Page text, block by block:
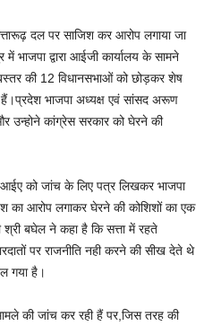
दल पर साजिश कर आरोप लगाया जा
भाजपा द्वारा आईजी कार्यालय के सामने
की 12 विधानसभाओं को छोड़कर शेष
भाजपा अध्यक्ष एवं सांसद अरूण
उन्होने कांग्रेस सरकार को घेरने की
को जांच के लिए पत्र लिखकर भाजपा
का आरोप लगाकर घेरने की कोशिशों का एक
श्री बघेल ने कहा है कि सत्ता में रहते
पर राजनीति नही करने की सीख देते थे
गया है।
की जांच कर रही हैं पर,जिस तरह की